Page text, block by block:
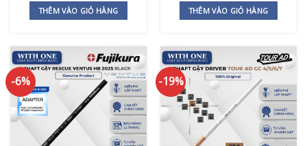
THÊM VÀO GIỎ HÀNG
là:
4.790.000 ₫.
THÊM VÀO GIỎ HÀNG
-6% -19%